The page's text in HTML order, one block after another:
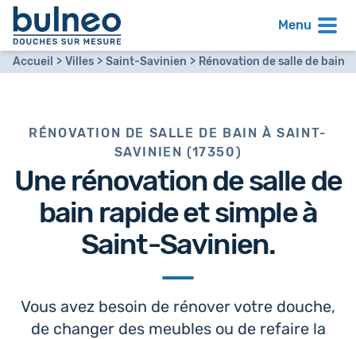
Menu
Accueil Villes Saint-Savinien Rénovation de salle de bain
RÉNOVATION DE SALLE DE BAIN À SAINT-
SAVINIEN (17350)
Unerénovation de salle de
bain rapide et simple à
Saint-Savinien.
Vous avez besoin de rénover votre douche,
de changer des meubles ou de refaire la